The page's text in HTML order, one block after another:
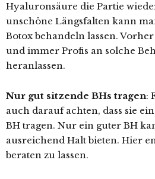
Hyaluronsäure die Partie
unschöne Längsfalten kann
Botox behandeln lassen.
und immer Profis an solche
heranlassen.
Nur gut sitzende BHs tragen:
auch darauf achten, dass sie
BH tragen. Nur ein guter BH
ausreichend Halt bieten. Hier
beraten zu lassen.